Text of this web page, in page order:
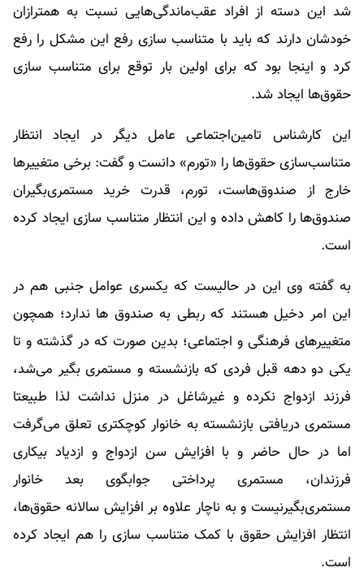
شد این دسته از افراد عقب‌ماندگی‌هایی نسبت به همترازان
خودشان دارند که باید با متناسب سازی رفع این مشکل را رفع
کرد و اینجا بود که برای اولین بار توقع برای متناسب سازی
حقوق‌ها ایجاد شد.
این کارشناس تامین‌اجتماعی عامل دیگر در ایجاد انتظار
متناسب‌سازی حقوق‌ها را «تورم» دانست و گفت: برخی متغییرها
خارج از صندوق‌هاست، تورم، قدرت خرید مستمری‌بگیران
صندوق‌ها را کاهش داده و این انتظار متناسب سازی ایجاد کرده
است.
به گفته وی این در حالیست که یکسری عوامل جنبی هم در
این امر دخیل هستند که ربطی به صندوق ها ندارد؛ همچون
متغییرهای فرهنگی و اجتماعی؛ بدین صورت که در گذشته و تا
یکی دو دهه قبل فردی که بازنشسته و مستمری بگیر می‌شد،
فرزند ازدواج نکرده و غیرشاغل در منزل نداشت لذا طبیعتا
مستمری دریافتی بازنشسته به خانوار کوچکتری تعلق می‌گرفت
اما در حال حاضر و با افزایش سن ازدواج و ازدیاد بیکاری
فرزندان، مستمری پرداختی جوابگوی بعد خانوار
مستمری‌بگیرنیست و به ناچار علاوه بر افزایش سالانه حقوق‌ها،
انتظار افزایش حقوق با کمک متناسب سازی را هم ایجاد کرده
است.